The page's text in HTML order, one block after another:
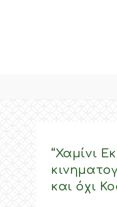
“Χαμίνι
και όχι